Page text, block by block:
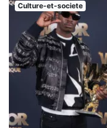
Culture-et-societe